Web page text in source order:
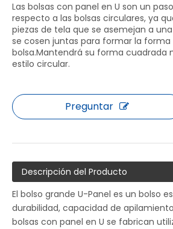
Las bolsas con panel en U son un
respecto a las bolsas circulares, ya
piezas de tela que se asemejan a
se cosen juntas para formar la forma
bolsa.Mantendrá su forma cuadrada
estilo circular.
Preguntar
Descripción del Producto
El bolso grande U-Panel es un bolso
durabilidad, capacidad de
bolsas con panel en U se fabrican